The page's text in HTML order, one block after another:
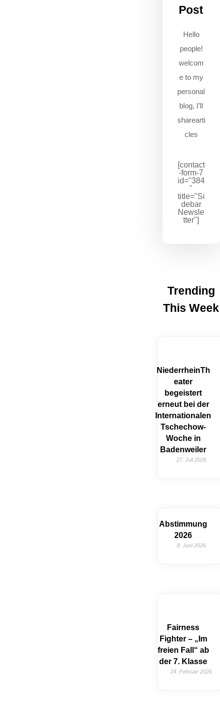
Post
Hello
people!
welcom
e to my
personal
blog, I’ll
sharearti
cles
[contact
-form-7
id="384
"
title="Si
debar
Newsle
tter"]
Trending
This Week
NiederrheinTh
eater
begeistert
erneut bei der
Internationalen
Tschechow-
Woche in
Badenweiler
27. Juli 2026
Abstimmung
2026
8. Juni 2026
Fairness
Fighter – „Im
freien Fall“ ab
der 7. Klasse
24. Februar 2026